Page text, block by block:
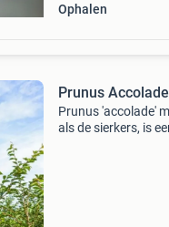
Ophalen
Prunus
Prunus 'accolade'
als de sierkers, is